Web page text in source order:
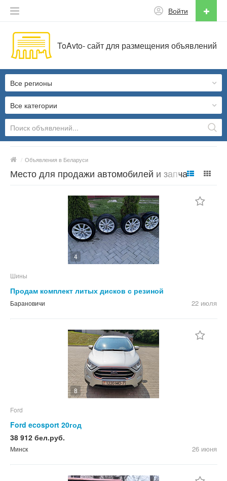
ToAvto- сайт для размещения объявлений
Войти
Все категории
Все регионы
/ Объявления в Беларуси
Место для продажи автомобилей и запчастей
4
Шины
Продам комплект литых дисков с резиной
Барановичи 22 июля
8
Ford
Ford ecosport 20год
38 912 бел.руб.
Минск 26 июня